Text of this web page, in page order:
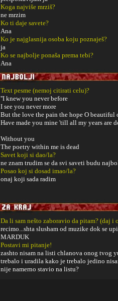
Koga najviše mrziš?
ne mrzim
Ko ti daje savete?
Ana
Ko je najglasnija osoba koju poznaješ?
ja
Ko se najbolje ponaša prema tebi?
Ana
Text pesme (nemoj citirati celu)?
''I knew you never before
I see you never more
But the love the pain the hope O beautiful
Have made you mine 'till all my years are
Without you
The poetry within me is dead
Savet koji si dao/la?
ne znam trudim se da svi saveti budu
Posao koj si dosad imao/la?
onaj koji sada radim
Da li sam nešto zaboravio da pitam? (daj i
recimo...shta slusham od muzike dok se
MARDUK
Postavi mi pitanje!
zashto nisam na listi chlanova onog tvog
trebalo i uradila kako je trebalo jedino
nije namerno stavio na listu?